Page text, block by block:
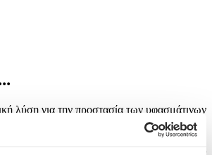
λύση για την προστασία των υφασμάτινων
υγρασία και τις καιρικές συνθήκες. Το
προσφέρει εξαιρετική προστασία,
σας στεγνά και καθαρά, ανεξαρτήτως